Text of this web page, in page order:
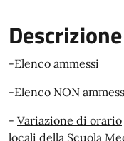
Descrizione
-Elenco ammessi
-Elenco NON
- Variazione di orario
locali della Scuola